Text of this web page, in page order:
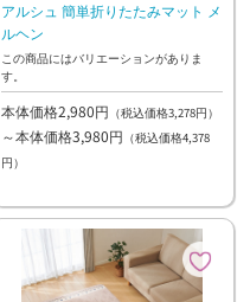
アルシュ 簡単折りたたみマット メ
ルヘン
この商品にはバリエーションがありま
す。
本体価格2,980円 （税込価格3,278円）
～本体価格3,980円 （税込価格4,378
円）